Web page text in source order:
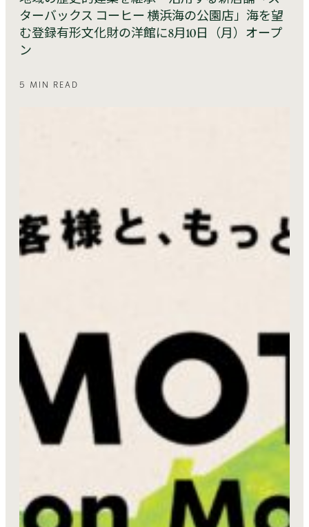
ターバックス コーヒー 横浜海の公園店」海を望
む登録有形文化財の洋館に8月10日（月）オープ
ン
5 MIN READ